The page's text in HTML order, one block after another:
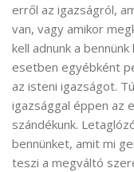
erről az igazságról,
van, vagy amikor
kell adnunk a
esetben egyébként
az isteni igazságot.
igazsággal éppen az
szándékunk.
bennünket, amit mi
teszi a megváltó